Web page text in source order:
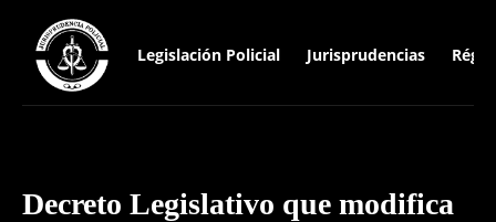
Legislación Policial Jurisprudencias
Decreto Legislativo que modifica